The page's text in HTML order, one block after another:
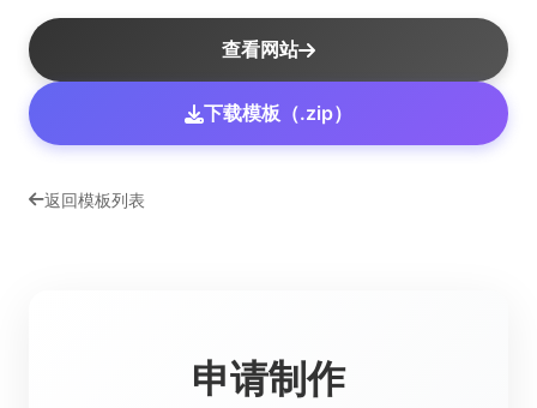
查看网站
下载模板（.zip）
返回模板列表
申请制作